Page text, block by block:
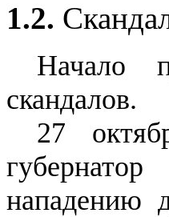
1.2.
Начало
скандалов.
27
нападению